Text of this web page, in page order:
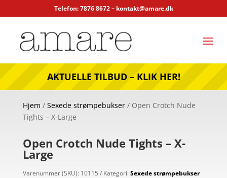
Telefon: 7876 8672 – kontakt@amare.dk
AKTUELLE TILBUD – KLIK HER!
Hjem / Sexede strømpebukser/ Open Crotch Nude
Tights – X-Large
Open Crotch Nude Tights – X-
Large
Varenummer (SKU): 10115 Kategori:Sexede strømpebukser